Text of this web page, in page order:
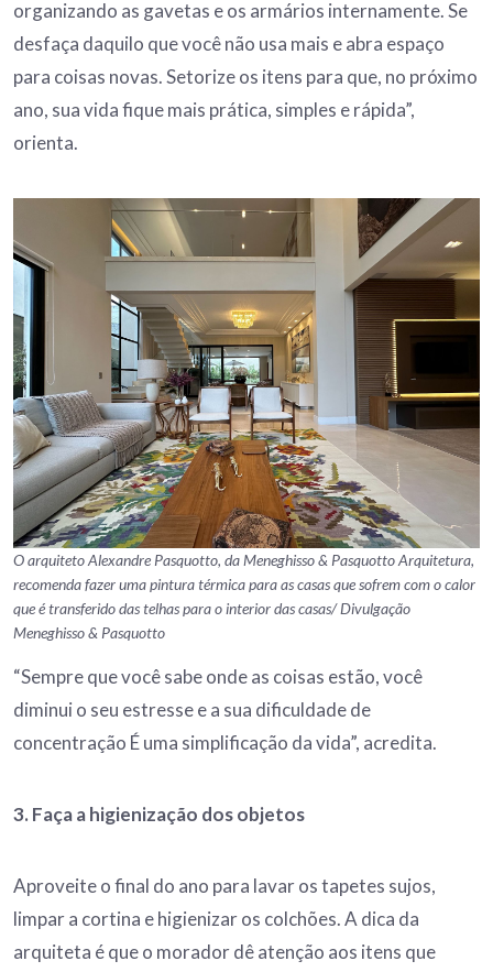
organizando as gavetas e os armários internamente. Se
desfaça daquilo que você não usa mais e abra espaço
para coisas novas. Setorize os itens para que, no próximo
ano, sua vida fique mais prática, simples e rápida”,
orienta.
O arquiteto Alexandre Pasquotto, da Meneghisso & Pasquotto Arquitetura,
recomenda fazer uma pintura térmica para as casas que sofrem com o calor
que é transferido das telhas para o interior das casas/ Divulgação
Meneghisso & Pasquotto
“Sempre que você sabe onde as coisas estão, você
diminui o seu estresse e a sua dificuldade de
concentração É uma simplificação da vida”, acredita.
3. Faça a higienização dos objetos
Aproveite o final do ano para lavar os tapetes sujos,
limpar a cortina e higienizar os colchões. A dica da
arquiteta é que o morador dê atenção aos itens que